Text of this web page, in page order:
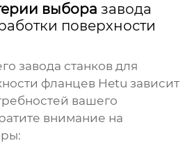
выборазавода
поверхности
завода станков для
фланцев Hetu зависит
вашего
внимание на